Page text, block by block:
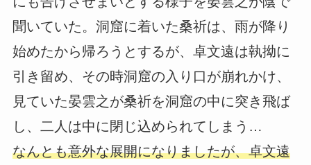
聞いていた。洞窟に着いた桑祈は、雨が降り
始めたから帰ろうとするが、卓文遠は執拗に
引き留め、その時洞窟の入り口が崩れかけ、
見ていた晏雲之が桑祈を洞窟の中に突き飛ば
し、二人は中に閉じ込められてしまう…
なんとも意外な展開になりましたが、卓文遠